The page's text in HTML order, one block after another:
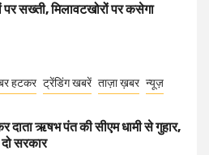
सख्ती, मिलावटखोरों पर कसेगा
हटकर ट्रेंडिंग खबरें ताज़ा ख़बर न्यूज़
ऋषभ पंत की सीएम धामी से गुहार,
सरकार